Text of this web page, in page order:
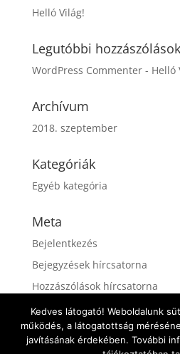
Helló Világ!
Legutóbbi hozzászólások
WordPress Commenter- Helló
Archívum
2018. szeptember
Kategóriák
Egyéb kategória
Meta
Bejelentkezés
Bejegyzések hírcsatorna
Hozzászólások hírcsatorna
WordPress Magyarország
Kedves látogató! Weboldalunk
működés, a látogatottság
javításának érdekében. További